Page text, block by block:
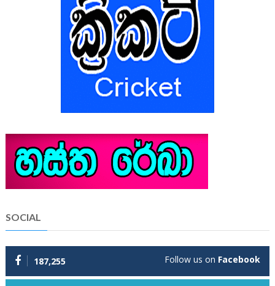
SOCIAL
187,255 Follow us on Facebook